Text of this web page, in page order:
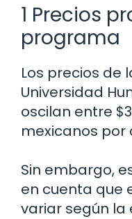
1 Precios
programa
Los precios de
Universidad
oscilan entre
mexicanos por
Sin embargo,
en cuenta que
variar según la